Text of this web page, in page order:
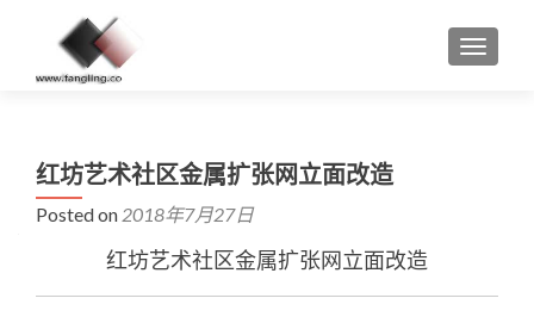
MENU
红坊艺术社区金属扩张网立面改造
Posted on 2018年7月27日
红坊艺术社区金属扩张网立面改造